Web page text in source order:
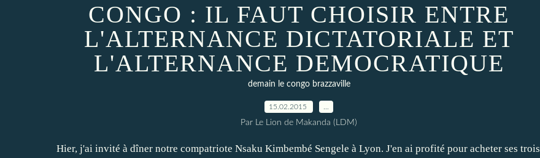
CONGO : IL FAUT CHOISIR ENTRE
L'ALTERNANCE DICTATORIALE ET
L'ALTERNANCE DEMOCRATIQUE
demain le congo brazzaville
15.02.2015
Par Le Lion de Makanda (LDM)
Hier, j'ai invité à dîner notre compatriote Nsaku Kimbembé Sengele à Lyon. J'en ai profité pour acheter ses trois